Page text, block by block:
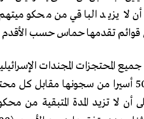
قوائم تقدمها حماس حسب الأقدم
المحتجزات المجندات